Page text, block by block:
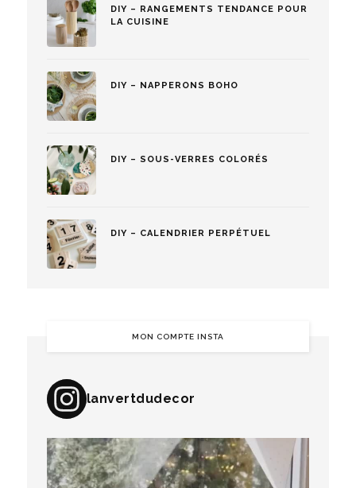
DIY – RANGEMENTS TENDANCE POUR
LA CUISINE
DIY – NAPPERONS BOHO
DIY – SOUS-VERRES COLORÉS
DIY – CALENDRIER PERPÉTUEL
MON COMPTE INSTA
lanvertdudecor